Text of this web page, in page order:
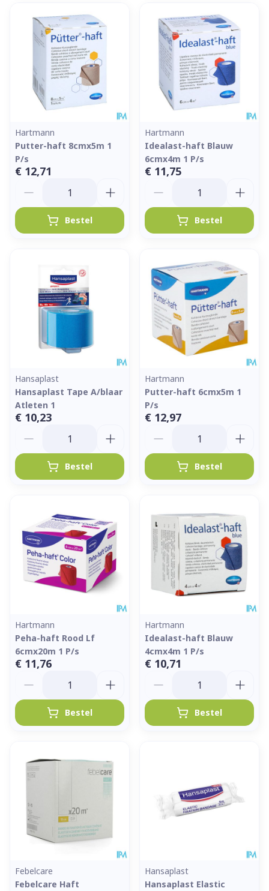
Hartmann
Putter-haft 8cmx5m 1
P/s
€ 12,71
Bestel
Hartmann
Idealast-haft Blauw
6cmx4m 1 P/s
€ 11,75
Bestel
Hansaplast
Hansaplast Tape A/blaar
Atleten 1
€ 10,23
Bestel
Hartmann
Putter-haft 6cmx5m 1
P/s
€ 12,97
Bestel
Hartmann
Peha-haft Rood Lf
6cmx20m 1 P/s
€ 11,76
Bestel
Hartmann
Idealast-haft Blauw
4cmx4m 1 P/s
€ 10,71
Bestel
Febelcare
Febelcare Haft
Hansaplast
Hansaplast Elastic